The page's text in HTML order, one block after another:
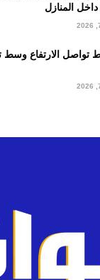
المنازل
تواصل الارتفاع